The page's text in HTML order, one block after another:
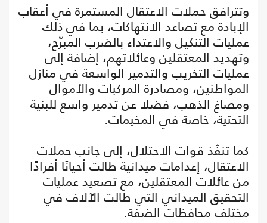
وتترافق حملات الاعتقال المستمرة في أعقاب
الإبادة مع تصاعد الانتهاكات، بما في ذلك
عمليات التنكيل والاعتداء بالضرب المبرّح،
وتهديد المعتقلين وعائلاتهم، إضافة إلى
عمليات التخريب والتدمير الواسعة في منازل
المواطنين، ومصادرة المركبات والأموال
ومصاغ الذهب، فضلًا عن تدمير واسع للبنية
التحتية، خاصة في المخيمات.
كما تنفّذ قوات الاحتلال، إلى جانب حملات
الاعتقال، إعدامات ميدانية طالت أحيانًا أفرادًا
من عائلات المعتقلين، مع تصعيد عمليات
التحقيق الميداني التي طالت الآلاف في
مختلف محافظات الضفة.